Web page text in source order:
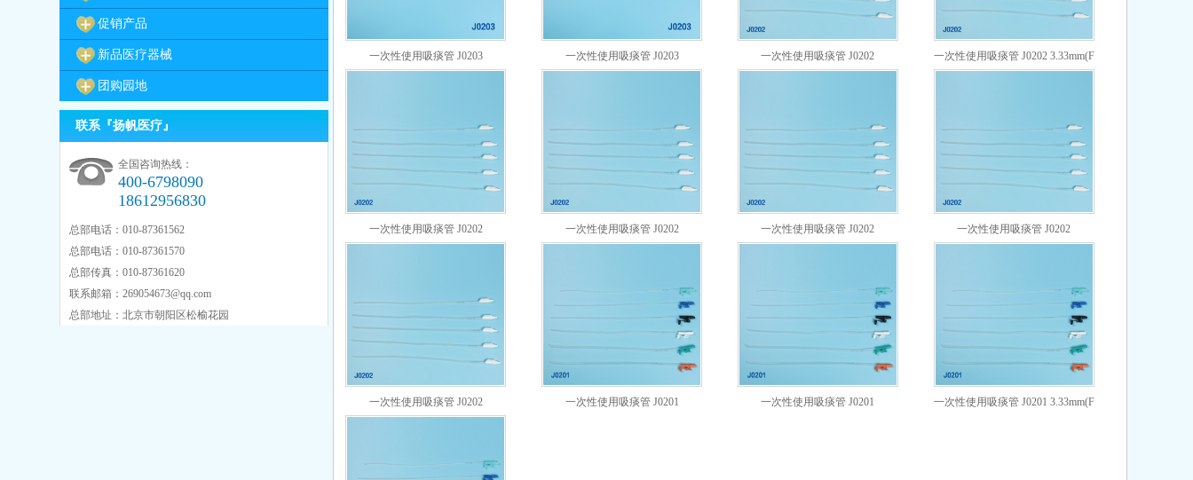
促销产品
新品医疗器械
团购园地
联系『扬帆医疗』
全国咨询热线：
400-6798090
18612956830
总部电话：010-87361562
总部电话：010-87361570
总部传真：010-87361620
联系邮箱：269054673@qq.com
总部地址：北京市朝阳区松榆花园
一次性使用吸痰管 J0203 一次性使用吸痰管 J0203 一次性使用吸痰管 J0202 一次性使用吸痰管 J0202 3.33mm(F
一次性使用吸痰管 J0202 一次性使用吸痰管 J0202 一次性使用吸痰管 J0202 一次性使用吸痰管 J0202
一次性使用吸痰管 J0202 一次性使用吸痰管 J0201 一次性使用吸痰管 J0201 一次性使用吸痰管 J0201 3.33mm(F